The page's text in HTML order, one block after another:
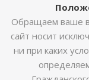
Обращаем ваше
сайт носит
ни при каких